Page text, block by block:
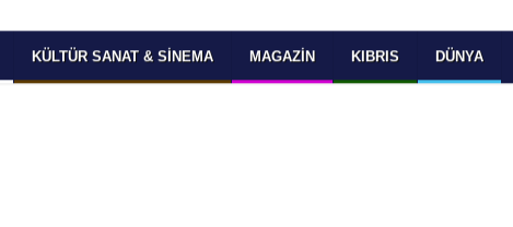
KÜLTÜR SANAT & SINEMA MAGAZIN KIBRIS DÜNYA